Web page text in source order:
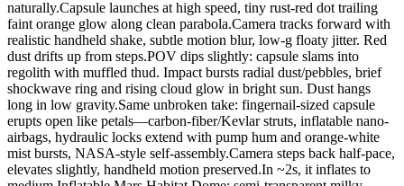
naturally.Capsule launches at high speed, tiny rust-red dot trailing
faint orange glow along clean parabola.Camera tracks forward with
realistic handheld shake, subtle motion blur, low-g floaty jitter. Red
dust drifts up from steps.POV dips slightly: capsule slams into
regolith with muffled thud. Impact bursts radial dust/pebbles, brief
shockwave ring and rising cloud glow in bright sun. Dust hangs
long in low gravity.Same unbroken take: fingernail-sized capsule
erupts open like petals—carbon-fiber/Kevlar struts, inflatable nano-
airbags, hydraulic locks extend with pump hum and orange-white
mist bursts, NASA-style self-assembly.Camera steps back half-pace,
elevates slightly, handheld motion preserved.In ~2s, it inflates to